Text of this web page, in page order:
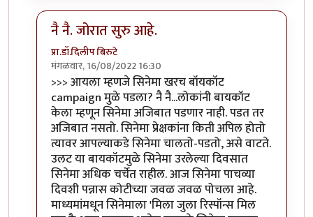
नै नै. जोरात सुरु आहे.
प्रा.डॉ.दिलीप बिरुटे
मंगळवार, 16/08/2022 16:30
In reply toआयला म्हणजे सिनेमा खरच बॉयकॉट
>>> आयला म्हणजे सिनेमा खरच बॉयकॉट
campaign मुळे पडला? नै नै...लोकांनी बायकॉट
केला म्हणून सिनेमा अजिबात पडणार नाही. पडत तर
अजिबात नसतो. सिनेमा प्रेक्षकांना किती अपिल होतो
त्यावर आपल्याकडे सिनेमा चालतो-पडतो, असे वाटते.
उलट या बायकॉटमुळे सिनेमा उरलेल्या दिवसात
सिनेमा अधिक चर्चेत राहील. आज सिनेमा पाचव्या
दिवशी पन्नास कोटीच्या जवळ जवळ पोचला आहे.
माध्यमांमधून सिनेमाला 'मिला जुला रिस्पॉन्स मिल